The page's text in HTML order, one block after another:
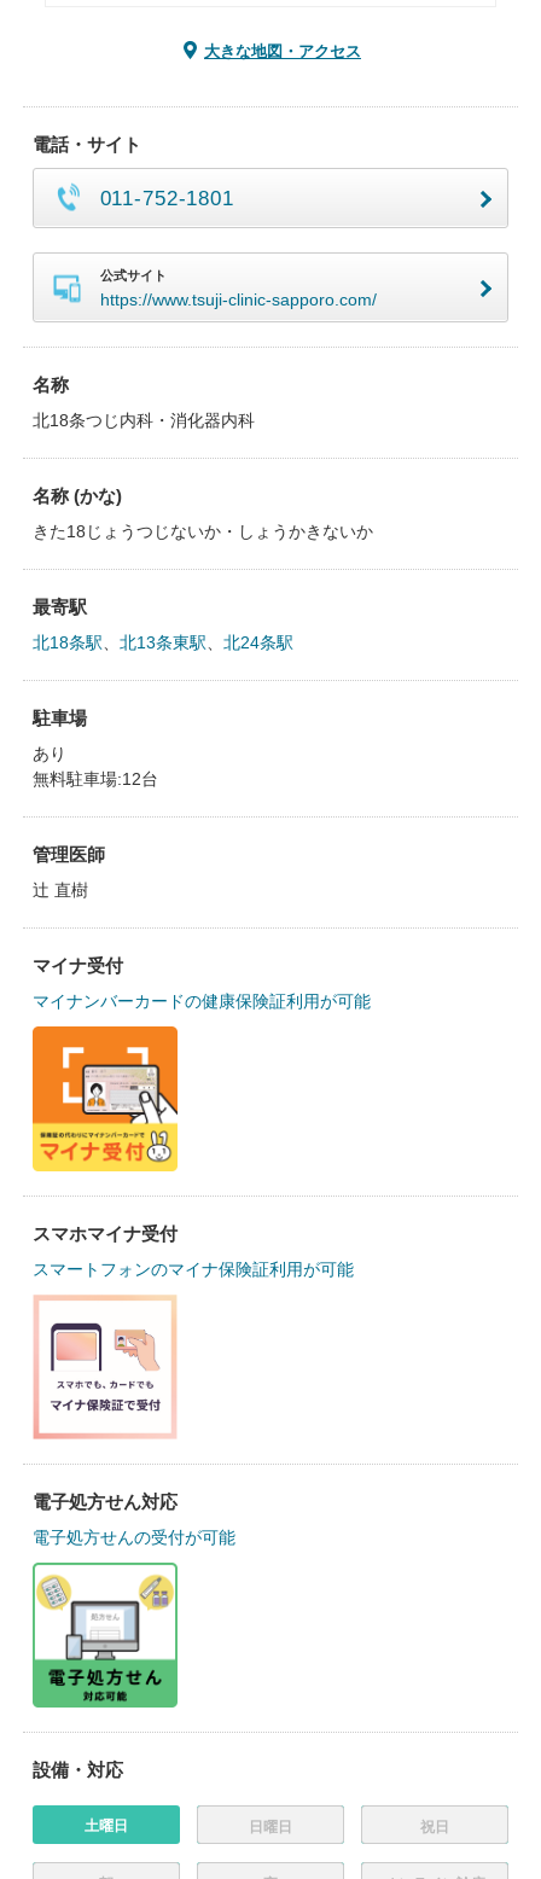
大きな地図・アクセス
電話・サイト
011-752-1801
公式サイト
https://www.tsuji-clinic-sapporo.com/
名称
北18条つじ内科・消化器内科
名称 (かな)
きた18じょうつじないか・しょうかきないか
最寄駅
北18条駅 北13条東駅 北24条駅
駐車場
あり
無料駐車場:12台
管理医師
辻 直樹
マイナ受付
マイナンバーカードの健康保険証利用が可能
スマホマイナ受付
スマートフォンのマイナ保険証利用が可能
電子処方せん対応
電子処方せんの受付が可能
設備・対応
土曜日 日曜日 祝日